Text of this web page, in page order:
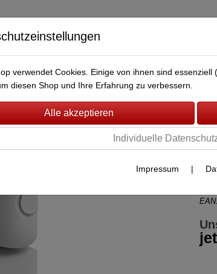
VIDEO-ÜBERWACHUNG FAHRZEUG-
03 Alarmsystem(18)
verwendet Cookies. Einige von ihnen sind
diesen Shop und Ihre Erfahrung zu verbessern.
Individuelle
Impressum |